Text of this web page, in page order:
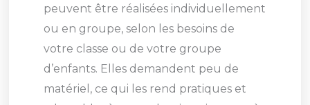
peuvent être réalisées individuellement
ou en groupe, selon les besoins de
votre classe ou de votre groupe
d’enfants. Elles demandent peu de
matériel, ce qui les rend pratiques et